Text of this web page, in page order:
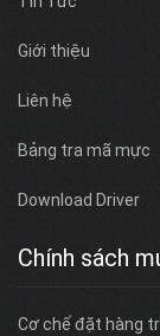
Giới thiệu
Liên hệ
Bảng tra mã mực
Download Driver
Chính sách
Cơ chế đặt hàng